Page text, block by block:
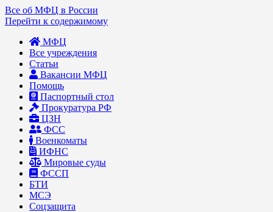
Все об МФЦ в России
Перейти к содержимому
МФЦ
Все учреждения
Статьи
Вакансии МФЦ
Помощь
Паспортный стол
Прокуратура РФ
ЦЗН
ФСС
Военкоматы
ИФНС
Мировые суды
ФССП
БТИ
МСЭ
Соцзащита